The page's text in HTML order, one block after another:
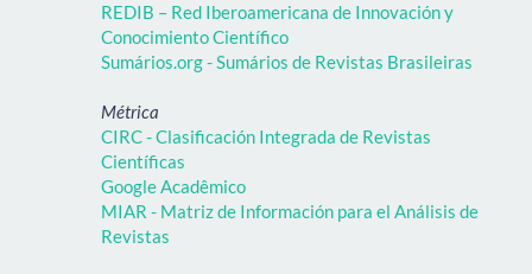
REDIB – Red Iberoamericana de Innovación y
Conocimiento Científico
Sumários.org - Sumários de Revistas Brasileiras
Métrica
CIRC - Clasificación Integrada de Revistas
Científicas
Google Acadêmico
MIAR - Matriz de Información para el Análisis de
Revistas